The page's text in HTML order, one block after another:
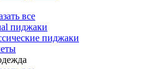
все
пиджаки
пиджаки